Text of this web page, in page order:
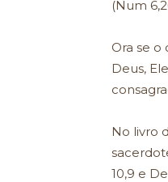
(Num
Ora se
Deus,
No livro
10,9 e